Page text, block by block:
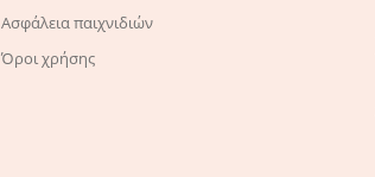
Ασφάλεια παιχνιδιών
Όροι χρήσης